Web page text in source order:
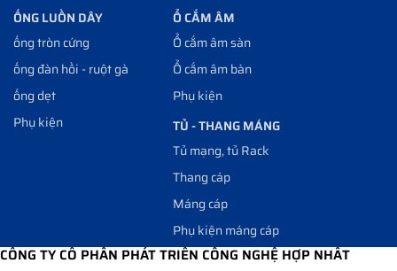
ỐNG LUỒN DÂY
ống tròn cứng
ống đàn hồi - ruột gà
ống dẹt
Phụ kiện
Ổ CẮM ÂM
Ổ cắm âm sàn
Ổ cắm âm bàn
Phụ kiện
TỦ - THANG MÁNG
Tủ mạng, tủ Rack
Thang cáp
Máng cáp
Phụ kiện máng cáp
CÔNG TY CỔ PHẦN PHÁT TRIỂN CÔNG NGHỆ HỢP NHẤT